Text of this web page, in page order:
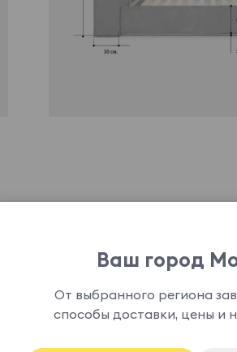
дизайнерское решение,
доставить истинное
может быть укомплектована
кровати является
Ваш город
От выбранного региона
способы доставки, цены и